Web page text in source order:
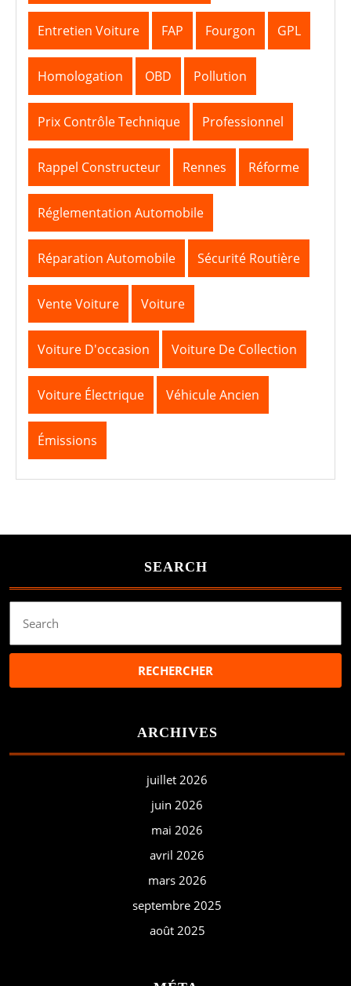
Entretien Voiture FAP Fourgon GPL
Homologation OBD Pollution
Prix Contrôle Technique Professionnel
Rappel Constructeur Rennes Réforme
Réglementation Automobile
Réparation Automobile Sécurité Routière
Vente Voiture Voiture
Voiture D'occasion Voiture De Collection
Voiture Électrique Véhicule Ancien
Émissions
SEARCH
for:
ARCHIVES
juillet 2026
juin 2026
mai 2026
avril 2026
mars 2026
septembre 2025
août 2025